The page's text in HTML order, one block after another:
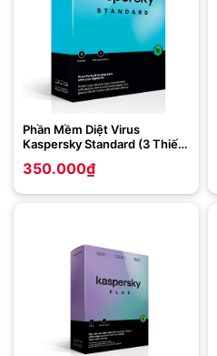
Phần Mềm Diệt Virus
Kaspersky Standard (3 Thiết
350.000₫